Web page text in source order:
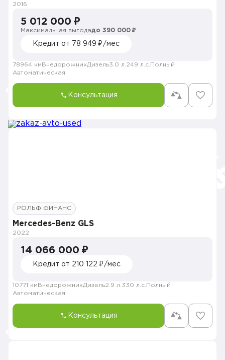
2016
5 012 000 ₽
Максимальная выгодадо 390 000 ₽
Кредит от 78 949 ₽/мес
78964 км ВнедорожникДизель3.0 л. 249 л.с. Полный
Автоматическая
Консультация
РОЛЬФ ФИНАНС
Mercedes-Benz GLS
2022
14 066 000 ₽
Кредит от 210 122 ₽/мес
10771 км ВнедорожникДизель2.9 л. 330 л.с. Полный
Автоматическая
Консультация